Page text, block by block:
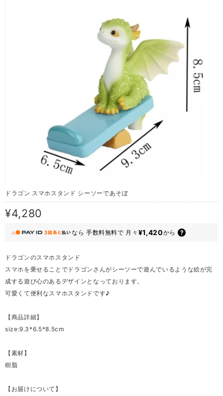
ドラゴン スマホスタンド シーソーであそぼ
¥4,280
なら 手数料無料で 月々 ¥1,420から
ドラゴンのスマホスタンド
スマホを乗せることでドラゴンさんがシーソーで遊んでいるような絵が完
成する遊び心のあるデザインとなっております。
可愛くて便利なスマホスタンドです♪
【商品詳細】
size:9.3*6.5*8.5cm
【素材】
樹脂
【お届けについて】